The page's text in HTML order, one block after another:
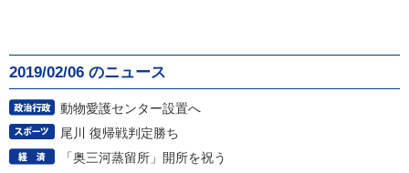
2019/02/06 のニュース
動物愛護センター設置へ
尾川 復帰戦判定勝ち
「奥三河蒸留所」開所を祝う